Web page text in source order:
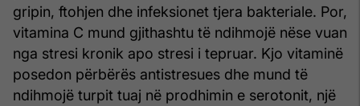
gripin, ftohjen dhe infeksionet tjera bakteriale. Por,
vitamina C mund gjithashtu të ndihmojë nëse vuan
nga stresi kronik apo stresi i tepruar. Kjo vitaminë
posedon përbërës antistresues dhe mund të
ndihmojë turpit tuaj në prodhimin e serotonit, një